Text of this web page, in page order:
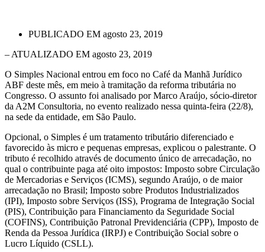
PUBLICADO EM agosto 23, 2019
– ATUALIZADO EM agosto 23, 2019
O Simples Nacional entrou em foco no Café da Manhã Jurídico
ABF deste mês, em meio à tramitação da reforma tributária no
Congresso. O assunto foi analisado por Marco Araújo, sócio-diretor
da A2M Consultoria, no evento realizado nessa quinta-feira (22/8),
na sede da entidade, em São Paulo.
Opcional, o Simples é um tratamento tributário diferenciado e
favorecido às micro e pequenas empresas, explicou o palestrante. O
tributo é recolhido através de documento único de arrecadação, no
qual o contribuinte paga até oito impostos: Imposto sobre Circulação
de Mercadorias e Serviços (ICMS), segundo Araújo, o de maior
arrecadação no Brasil; Imposto sobre Produtos Industrializados
(IPI), Imposto sobre Serviços (ISS), Programa de Integração Social
(PIS), Contribuição para Financiamento da Seguridade Social
(COFINS), Contribuição Patronal Previdenciária (CPP), Imposto de
Renda da Pessoa Jurídica (IRPJ) e Contribuição Social sobre o
Lucro Líquido (CSLL).